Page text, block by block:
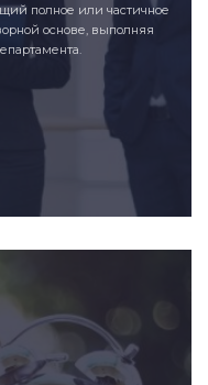
полное или частичное
основе, выполняя